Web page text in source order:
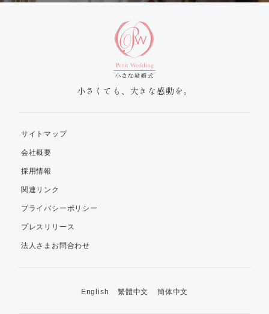
小さくても、大きな感動を。
サイトマップ
会社概要
採用情報
関連リンク
プライバシーポリシー
プレスリリース
法人さまお問合わせ
English 繁體中文 簡体中文